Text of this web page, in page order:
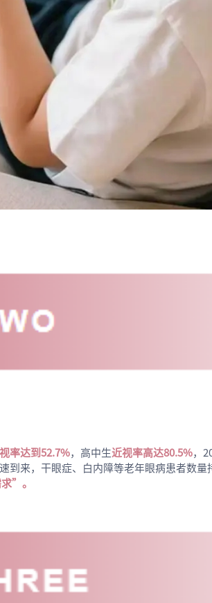
率达到52.7%，高中生近视率高达80.5%，
到来，干眼症、白内障等老年眼病患者数
”。